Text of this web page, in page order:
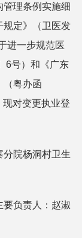
理条例实施细
规定》（卫医发
进一步规范医
6号）和《广东
（粤办函
现对变更执业登
院杨洞村卫生
负责人：赵淑